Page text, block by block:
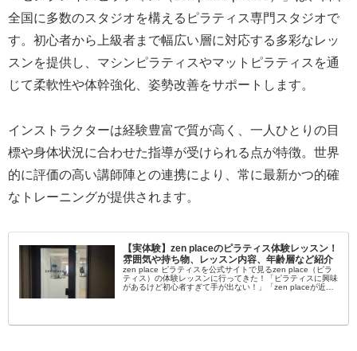
全国に多数のスタジオを構えるピラティス専門スタジオで
す。初心者から上級者まで幅広い層に対応する多彩なレッ
スンを提供し、マシンピラティスやマットピラティスを通
じて柔軟性や体幹強化、姿勢改善をサポートします。
インストラクターは経験豊富で質が高く、一人ひとりの目
標や身体状況に合わせた指導が受けられる点が特徴。世界
的に評価の高い講師陣との連携により、常に最新かつ的確
なトレーニングが提供されます。
【実体験】zen placeのピラティス体験レッスン！
雰囲気や持ち物、レッスン内容、年齢層など紹介
zen place ピラティスを公式サイトで見るzen place（ピラ
ティス）の体験レッスンに行ってきた！「ピラティスに興味
があるけど初心者すぎて手が出ない！」「zen placeが近く